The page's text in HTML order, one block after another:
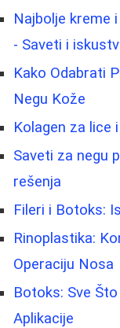
Najbolje kreme
- Saveti i
Kako Odabrati
Negu Kože
Kolagen za lice
Saveti za negu
rešenja
Fileri i Botoks:
Rinoplastika:
Operaciju Nosa
Botoks: Sve
Aplikacije